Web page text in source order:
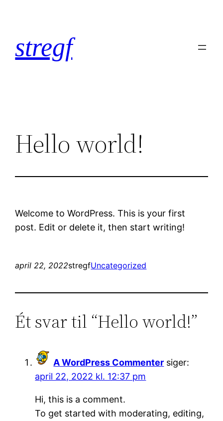
stregf
Hello world!
Welcome to WordPress. This is your first
post. Edit or delete it, then start writing!
april 22, 2022stregfUncategorized
Ét svar til “Hello world!”
A WordPress Commenter siger:
april 22, 2022 kl. 12:37 pm
Hi, this is a comment.
To get started with moderating, editing,